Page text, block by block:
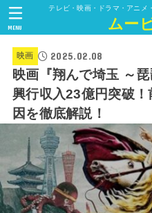
テレビ・映画・ドラマ・アニメ
ムー
MENU
映画 2025.02.08
映画『翔んで埼玉 ～
興行収入23億円突破
因を徹底解説！